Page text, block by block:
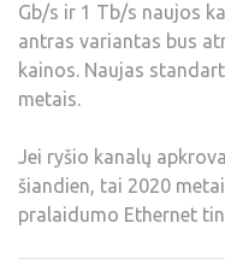
Gb/s ir 1 Tb/s naujos
antras variantas bus
kainos. Naujas
metais.
Jei ryšio kanalų
šiandien, tai 2020
pralaidumo Ethernet